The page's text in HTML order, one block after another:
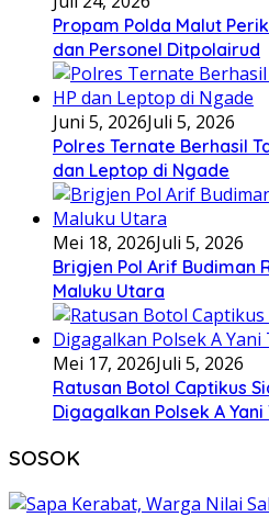
Propam Polda Malut
dan Personel Ditpolairud
Juni 5, 2026Juli 5, 2026
Polres Ternate Berhasil
dan Leptop di Ngade
Mei 18, 2026Juli 5, 2026
Brigjen Pol Arif Budiman
Maluku Utara
Mei 17, 2026Juli 5, 2026
Ratusan Botol Captikus
Digagalkan Polsek A
SOSOK